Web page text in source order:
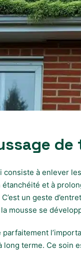
à enlever
et à
un geste
mousse se
parfaitement
terme. Ce soin